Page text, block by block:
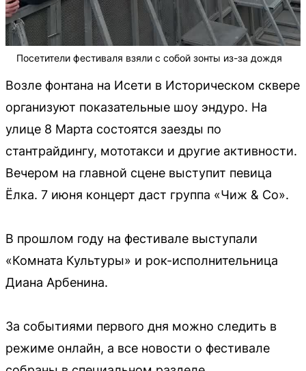
Посетители фестиваля взяли с собой зонты из-за дождя
Возле фонтана на Исети в Историческом сквере
организуют показательные шоу эндуро. На
улице 8 Марта состоятся заезды по
стантрайдингу, мототакси и другие активности.
Вечером на главной сцене выступит певица
Ёлка. 7 июня концерт даст группа «Чиж & Co».
В прошлом году на фестивале выступали
«Комната Культуры» и рок-исполнительница
Диана Арбенина.
За событиями первого дня можно следить в
режиме онлайн, а все новости о фестивале